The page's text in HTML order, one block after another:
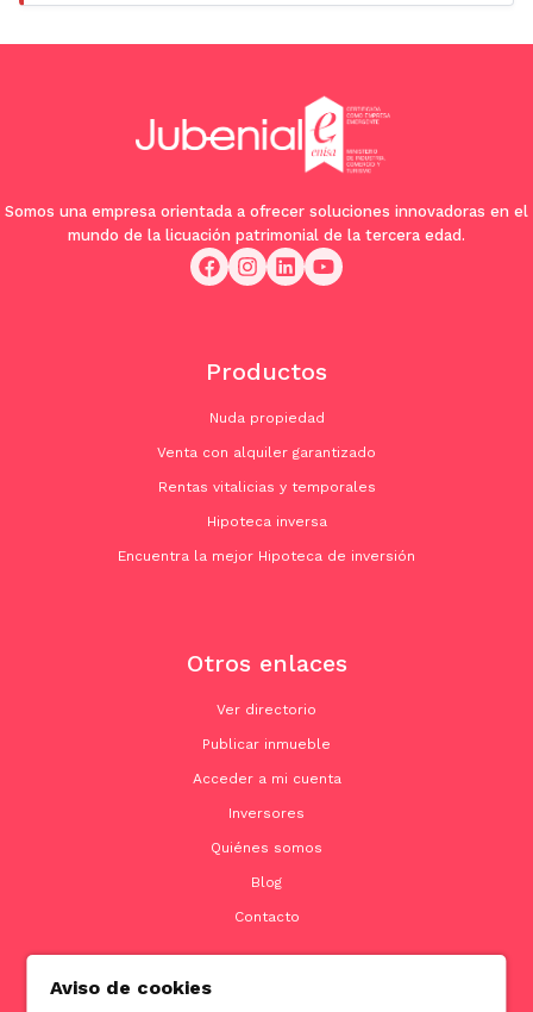
Somos una empresa orientada a ofrecer soluciones innovadoras en el
mundo de la licuación patrimonial de la tercera edad.
Productos
Nuda propiedad
Venta con alquiler garantizado
Rentas vitalicias y temporales
Hipoteca inversa
Encuentra la mejor Hipoteca de inversión
Otros enlaces
Ver directorio
Publicar inmueble
Acceder a mi cuenta
Inversores
Quiénes somos
Blog
Contacto
Aviso de cookies